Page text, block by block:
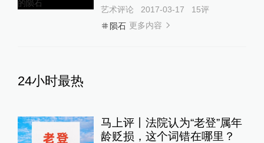
艺术评论 2017-03-17 15评
陨石 更多内容
24小时最热
马上评丨法院认为“老登”属年
龄贬损，这个词错在哪里？